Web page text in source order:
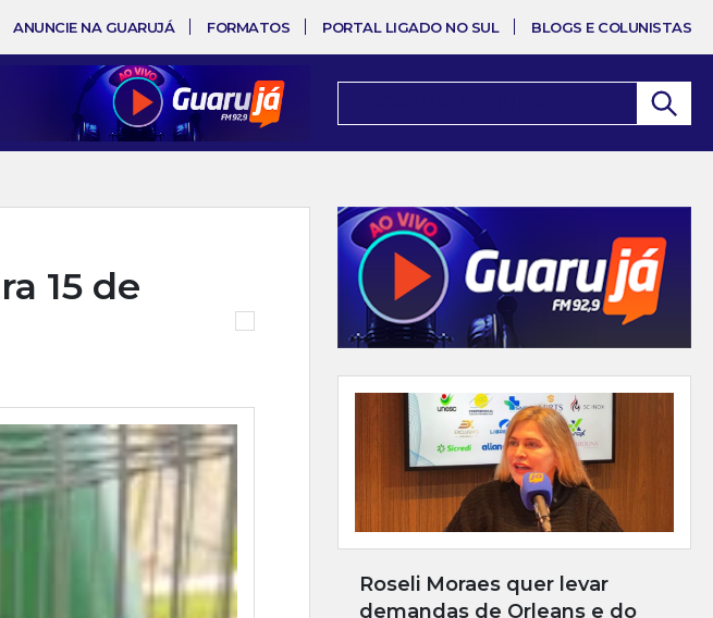
ANUNCIE NA GUARUJÁ FORMATOS PORTAL LIGADO NO SUL BLOGS E COLUNISTAS
15 de
Roseli Moraes quer levar
demandas de Orleans e do